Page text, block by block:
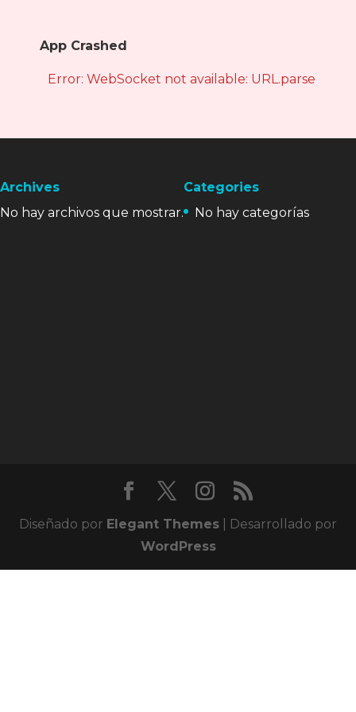
App Crashed
Error: WebSocket not available: URL.parse is
Archives
No hay archivos que mostrar.
Categories
No hay categorías
Diseñado por Elegant Themes | Desarrollado por
WordPress